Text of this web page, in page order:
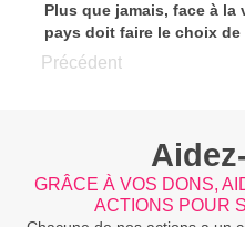
Plus que jamais, face à
pays doit faire le choix de
Précédent
GRÂCE À VOS DONS,
ACTIONS POUR